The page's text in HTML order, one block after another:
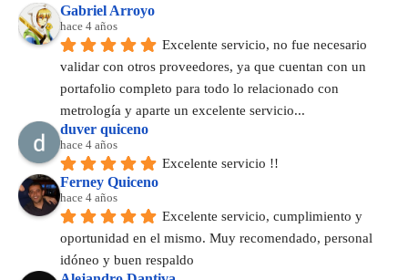
Gabriel Arroyo
hace 4 años
Excelente servicio, no fue necesario
validar con otros proveedores, ya que cuentan con un
portafolio completo para todo lo relacionado con
metrología y aparte un excelente servicio...
duver quiceno
hace 4 años
Excelente servicio !!
Ferney Quiceno
hace 4 años
Excelente servicio, cumplimiento y
oportunidad en el mismo. Muy recomendado, personal
idóneo y buen respaldo